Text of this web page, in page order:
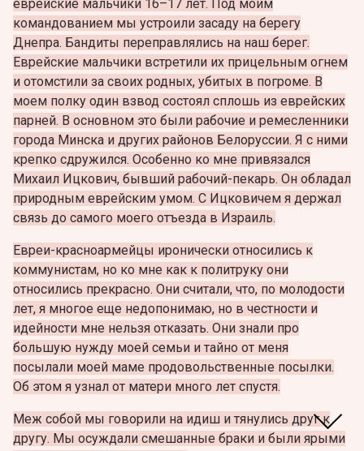
еврейские мальчики 16–17 лет. Под моим
командованием мы устроили засаду на берегу
Днепра. Бандиты переправлялись на наш берег.
Еврейские мальчики встретили их прицельным огнем
и отомстили за своих родных, убитых в погроме. В
моем полку один взвод состоял сплошь из еврейских
парней. В основном это были рабочие и ремесленники
города Минска и других районов Белоруссии. Я с ними
крепко сдружился. Особенно ко мне привязался
Михаил Ицкович, бывший рабочий-пекарь. Он обладал
природным еврейским умом. С Ицковичем я держал
связь до самого моего отъезда в Израиль.
Евреи-красноармейцы иронически относились к
коммунистам, но ко мне как к политруку они
относились прекрасно. Они считали, что, по молодости
лет, я многое еще недопонимаю, но в честности и
идейности мне нельзя отказать. Они знали про
большую нужду моей семьи и тайно от меня
посылали моей маме продовольственные посылки.
Об этом я узнал от матери много лет спустя.
Меж собой мы говорили на идиш и тянулись друг к
другу. Мы осуждали смешанные браки и были ярыми